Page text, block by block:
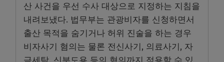
산 사건을 우선 수사 대상으로 지정하는 지침을
내려보냈다. 법무부는 관광비자를 신청하면서
출산 목적을 숨기거나 허위 진술을 하는 경우
비자사기 혐의는 물론 전신사기, 의료사기, 자